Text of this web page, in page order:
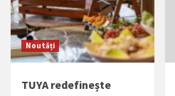
Noutăți
TUYA redefinește